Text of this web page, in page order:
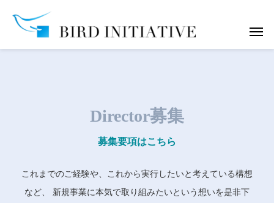
Director募集
募集要項はこちら
これまでのご経験や、これから実行したいと考えている構想
など、 新規事業に本気で取り組みたいという想いを是非下